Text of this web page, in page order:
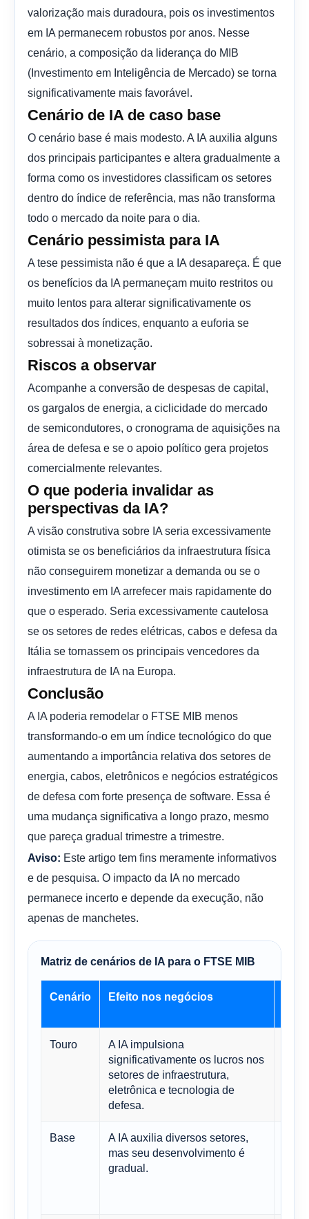
valorização mais duradoura, pois os investimentos
em IA permanecem robustos por anos. Nesse
cenário, a composição da liderança do MIB
(Investimento em Inteligência de Mercado) se torna
significativamente mais favorável.
Cenário de IA de caso base
O cenário base é mais modesto. A IA auxilia alguns
dos principais participantes e altera gradualmente a
forma como os investidores classificam os setores
dentro do índice de referência, mas não transforma
todo o mercado da noite para o dia.
Cenário pessimista para IA
A tese pessimista não é que a IA desapareça. É que
os benefícios da IA ​​permaneçam muito restritos ou
muito lentos para alterar significativamente os
resultados dos índices, enquanto a euforia se
sobressai à monetização.
Riscos a observar
Acompanhe a conversão de despesas de capital,
os gargalos de energia, a ciclicidade do mercado
de semicondutores, o cronograma de aquisições na
área de defesa e se o apoio político gera projetos
comercialmente relevantes.
O que poderia invalidar as
perspectivas da IA?
A visão construtiva sobre IA seria excessivamente
otimista se os beneficiários da infraestrutura física
não conseguirem monetizar a demanda ou se o
investimento em IA arrefecer mais rapidamente do
que o esperado. Seria excessivamente cautelosa
se os setores de redes elétricas, cabos e defesa da
Itália se tornassem os principais vencedores da
infraestrutura de IA na Europa.
Conclusão
A IA poderia remodelar o FTSE MIB menos
transformando-o em um índice tecnológico do que
aumentando a importância relativa dos setores de
energia, cabos, eletrônicos e negócios estratégicos
de defesa com forte presença de software. Essa é
uma mudança significativa a longo prazo, mesmo
que pareça gradual trimestre a trimestre.
Aviso: Este artigo tem fins meramente informativos
e de pesquisa. O impacto da IA ​​no mercado
permanece incerto e depende da execução, não
apenas de manchetes.
Matriz de cenários de IA para o FTSE MIB
Cenário Efeito nos negócios
Touro
A IA impulsiona
significativamente os lucros nos
setores de infraestrutura,
eletrônica e tecnologia de
defesa.
Base
A IA auxilia diversos setores,
mas seu desenvolvimento é
gradual.